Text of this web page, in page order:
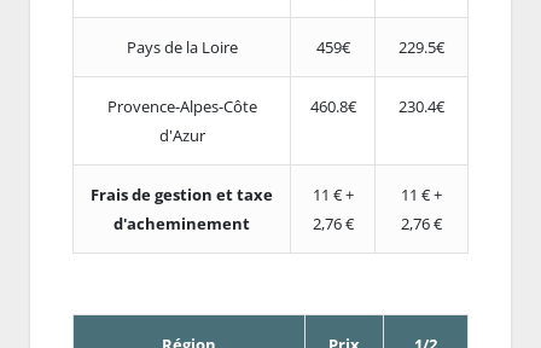
Pays de la Loire 459€ 229.5€
Provence-Alpes-Côte
d'Azur
460.8€ 230.4€
Frais de gestion et taxe
d'acheminement
11 € +
2,76 €
11 € +
2,76 €